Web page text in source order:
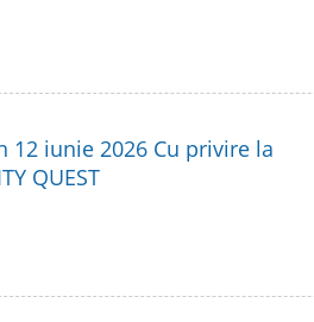
iunie 2026 Cu privire la
QUEST